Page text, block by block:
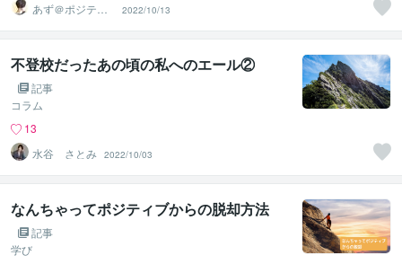
あず＠ポジティ
ブ迷子の道標
2022/10/13
不登校だったあの頃の私へのエール②
記事
コラム
13
水谷 さとみ 2022/10/03
なんちゃってポジティブからの脱却方法
記事
学び